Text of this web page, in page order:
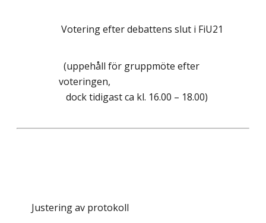
Votering efter debattens slut i FiU21
(uppehåll för gruppmöte efter
voteringen,
dock tidigast ca kl. 16.00 – 18.00)
Justering av protokoll